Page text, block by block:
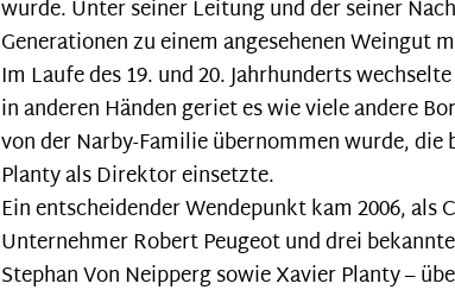
wurde. Unter seiner Leitung und der seiner
Generationen zu einem angesehenen Weingut
Im Laufe des 19. und 20. Jahrhunderts
in anderen Händen geriet es wie viele andere
von der Narby-Familie übernommen wurde,
Planty als Direktor einsetzte.
Ein entscheidender Wendepunkt kam 2006, als
Unternehmer Robert Peugeot und drei
Stephan Von Neipperg sowie Xavier Planty –